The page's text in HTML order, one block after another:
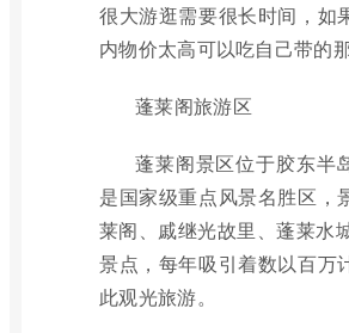
很大游逛需要很长时间，如
内物价太高可以吃自己带的那
蓬莱阁旅游区
蓬莱阁景区位于胶东半
是国家级重点风景名胜区，
莱阁、戚继光故里、蓬莱水
景点，每年吸引着数以百万
此观光旅游。